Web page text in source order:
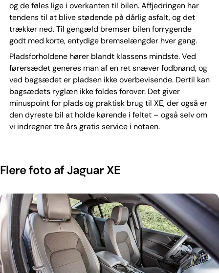
og de føles lige i overkanten til bilen. Affjedringen har
tendens til at blive stødende på dårlig asfalt, og det
trækker ned. Til gengæld bremser bilen forrygende
godt med korte, entydige bremselængder hver gang.
Pladsforholdene hører blandt klassens mindste. Ved
førersædet generes man af en ret snæver fodbrønd, og
ved bagsædet er pladsen ikke overbevisende. Dertil kan
bagsædets ryglæn ikke foldes forover. Det giver
minuspoint for plads og praktisk brug til XE, der også er
den dyreste bil at holde kørende i feltet – også selv om
vi indregner tre års gratis service i notaen.
Flere foto af Jaguar XE